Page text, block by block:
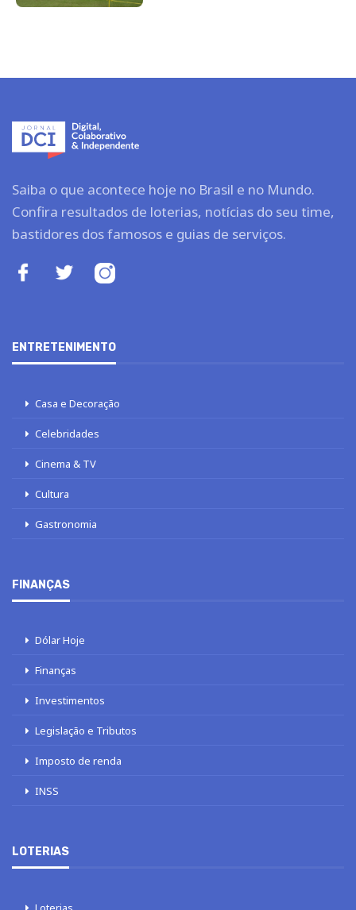
Saiba o que acontece hoje no Brasil e no Mundo.
Confira resultados de loterias, notícias do seu time,
bastidores dos famosos e guias de serviços.
ENTRETENIMENTO
Casa e Decoração
Celebridades
Cinema & TV
Cultura
Gastronomia
FINANÇAS
Dólar Hoje
Finanças
Investimentos
Legislação e Tributos
Imposto de renda
INSS
LOTERIAS